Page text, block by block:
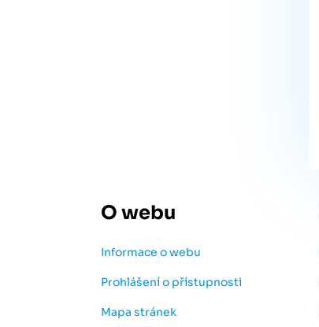
O webu
Informace o webu
Prohlášení o přístupnosti
Mapa stránek